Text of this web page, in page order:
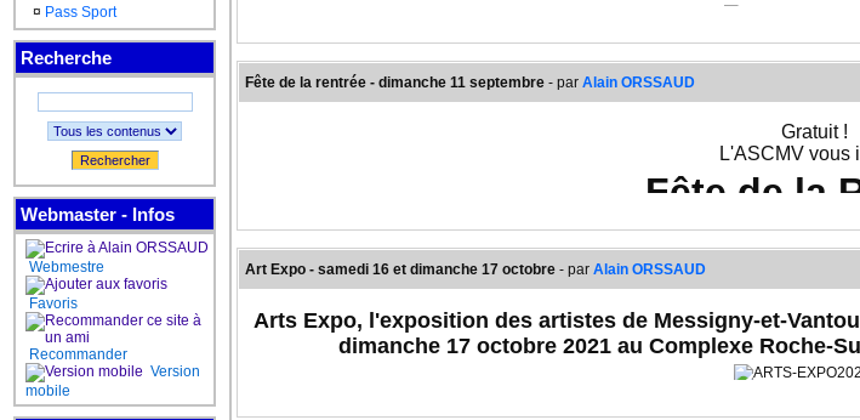
¤ Pass Sport
Recherche
Rechercher
Webmaster - Infos
Webmestre
Favoris
Recommander
Version
mobile
Au
Balade nature guidée par un
Jeu de piste -
Pique-nique en
Jeux, pétanque,
Plus d'infos très
Fête de la rentrée - dimanche 11 septembre - par Alain ORSSAUD
Gratuit !
L'ASCMV vous
Fête de la
Le jeu de piste du matin se déroule par équipe (famille, groupe
organisation aux
Les équipes sont mixtes, adultes et enfants. Pas de limites d'âge
amuserez moins ; trop nombreux,
Les enfants participent sous la responsabilité d'un ou de
Art Expo - samedi 16 et dimanche 17 octobre - par Alain ORSSAUD
Arts Expo, l'exposition des artistes de Messigny-et-
dimanche 17 octobre 2021 au Complexe Roche-